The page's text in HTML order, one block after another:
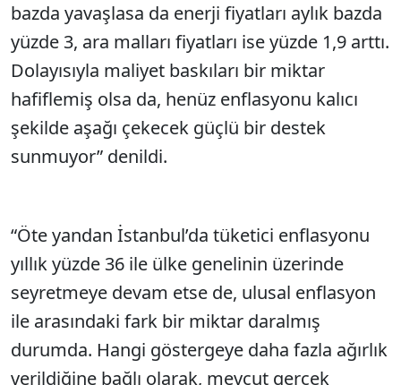
bazda yavaşlasa da enerji fiyatları aylık bazda
yüzde 3, ara malları fiyatları ise yüzde 1,9 arttı.
Dolayısıyla maliyet baskıları bir miktar
hafiflemiş olsa da, henüz enflasyonu kalıcı
şekilde aşağı çekecek güçlü bir destek
sunmuyor” denildi.
“Öte yandan İstanbul’da tüketici enflasyonu
yıllık yüzde 36 ile ülke genelinin üzerinde
seyretmeye devam etse de, ulusal enflasyon
ile arasındaki fark bir miktar daralmış
durumda. Hangi göstergeye daha fazla ağırlık
verildiğine bağlı olarak, mevcut gerçek